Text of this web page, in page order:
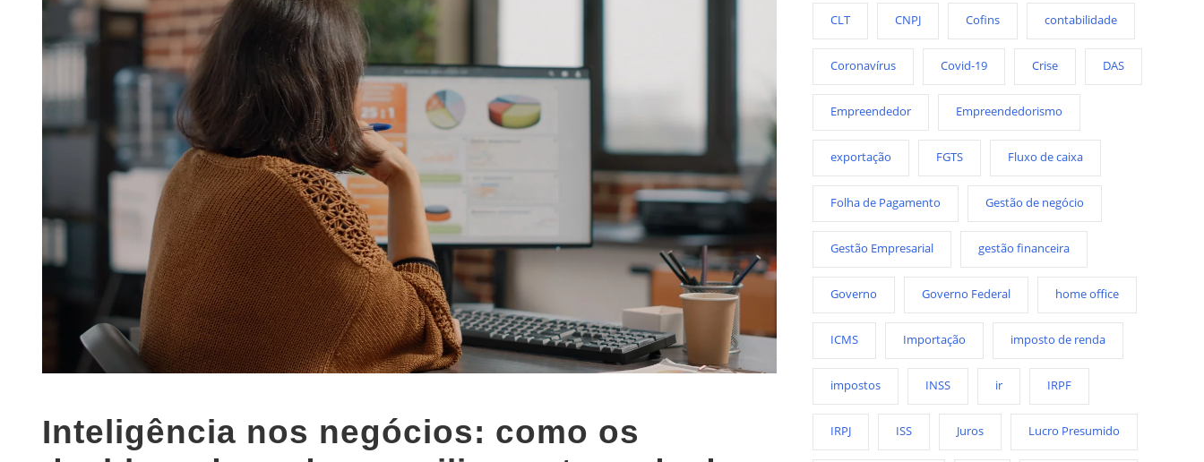
Inteligência nos negócios: como os
CLT CNPJ Cofins contabilidade
Coronavírus Covid-19 Crise DAS
Empreendedor Empreendedorismo
exportação FGTS Fluxo de caixa
Folha de Pagamento Gestão de negócio
Gestão Empresarial gestão financeira
Governo Governo Federal home office
ICMS Importação imposto de renda
impostos INSS ir IRPF
IRPJ ISS Juros Lucro Presumido